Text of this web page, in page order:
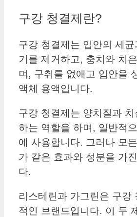
구강 청결제란?
구강 청결제는 입안의 세균
기를 제거하고, 충치와 치
며, 구취를 없애고 입안을
액체 용액입니다.
구강 청결제는 양치질과
하는 역할을 하며, 일반적
에 사용합니다. 그러나 모
가 같은 효과와 성분을 가
다.
리스테린과 가그린은 구강
적인 브랜드입니다. 이 두